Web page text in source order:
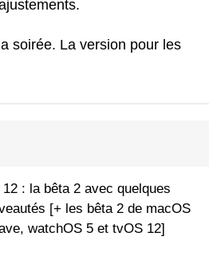
soirée. La version pour les
12 : la bêta 2 avec quelques
[+ les bêta 2 de macOS
watchOS 5 et tvOS 12]